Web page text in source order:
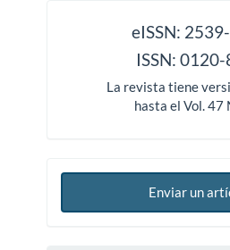
eISSN:
ISSN:
La revista tiene
hasta el Vol. 47
Enviar un